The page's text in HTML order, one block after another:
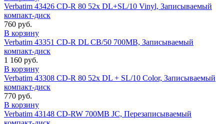
Verbatim 43426 CD-R 80 52x DL+SL/10 Vinyl, Записываемый
компакт-диск
760 руб.
В корзину
Verbatim 43351 CD-R DL CB/50 700MB, Записываемый
компакт-диск
1 160 руб.
В корзину
Verbatim 43308 CD-R 80 52х DL + SL/10 Color, Записываемый
компакт-диск
770 руб.
В корзину
Verbatim 43148 CD-RW 700MB JC, Перезаписываемый